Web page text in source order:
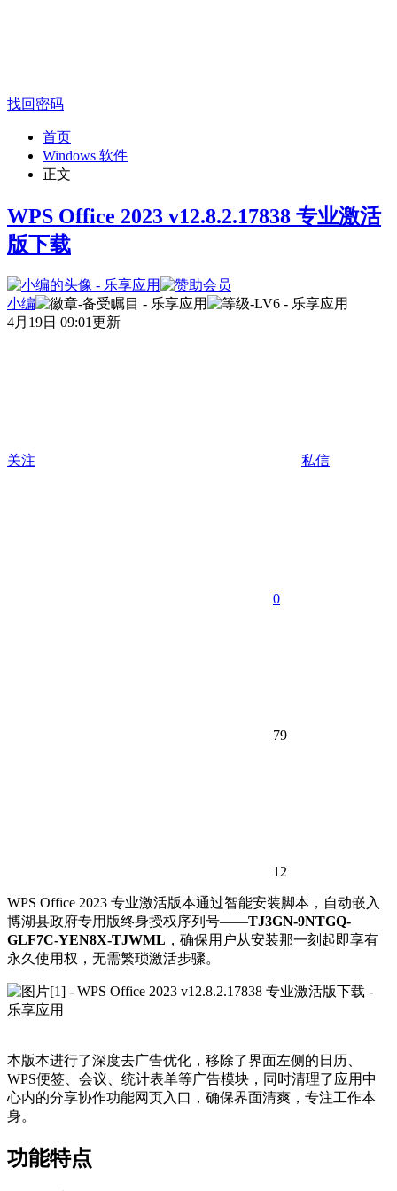
找回密码
首页
Windows 软件
正文
WPS Office 2023 v12.8.2.17838 专业激活
版下载
小编
4月19日 09:01更新
关注 私信
0
79
12
WPS Office 2023 专业激活版本通过智能安装脚本，自动嵌入
博湖县政府专用版终身授权序列号——TJ3GN-9NTGQ-
GLF7C-YEN8X-TJWML ，确保用户从安装那一刻起即享有
永久使用权，无需繁琐激活步骤。
本版本进行了深度去广告优化，移除了界面左侧的日历、
WPS便签、会议、统计表单等广告模块，同时清理了应用中
心内的分享协作功能网页入口，确保界面清爽，专注工作本
身。
功能特点